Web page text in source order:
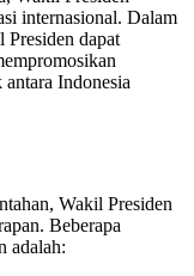
internasional. Dalam
Presiden dapat
Indonesia
Wakil Presiden
Beberapa
adalah: